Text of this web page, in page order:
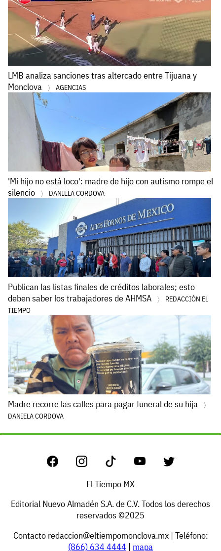
LMB analiza sanciones tras altercado entre Tijuana y
Monclova
AGENCIAS
'Mi hijo no está loco': madre de hijo con autismo rompe el
silencio
DANIELA CORDOVA
Publican las listas finales de créditos laborales; esto
deben saber los trabajadores de AHMSA
REDACCIÓN EL
TIEMPO
Madre recorre las calles para pagar funeral de su hija
DANIELA CORDOVA
El Tiempo MX
Editorial Nuevo Almadén S.A. de C.V. Todos los derechos
reservados ©2025
Contacto redaccion@eltiempomonclova.mx| Teléfono:
(866) 634 4444 | mapa